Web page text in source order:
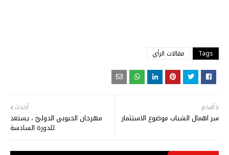
Tags مقالات الرأي
أحدث
مهرجان الحبوبي الدوليّ ، يستعد
للدورة السادسة
أقدم
سر اهمال الشباب موضوع الاستثمار